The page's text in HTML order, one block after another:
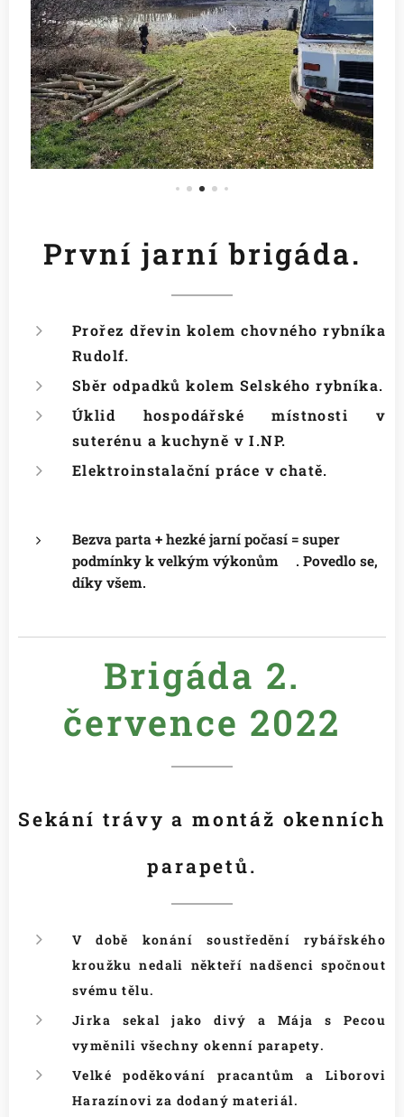
První jarní brigáda.
Prořez dřevin kolem chovného rybníka
Rudolf.
Sběr odpadků kolem Selského rybníka.
Úklid hospodářské místnosti v
suterénu a kuchyně v I.NP.
Elektroinstalační práce v chatě.
Bezva parta + hezké jarní počasí = super
podmínky k velkým výkonům😉. Povedlo se,
díky všem.
Brigáda 2.
července 2022
Sekání trávy a montáž okenních
parapetů.
V době konání soustředění rybářského
kroužku nedali někteří nadšenci spočnout
svému tělu.
Jirka sekal jako divý a Mája s Pecou
vyměnili všechny okenní parapety.
Velké poděkování pracantům a Liborovi
Harazínovi za dodaný materiál.